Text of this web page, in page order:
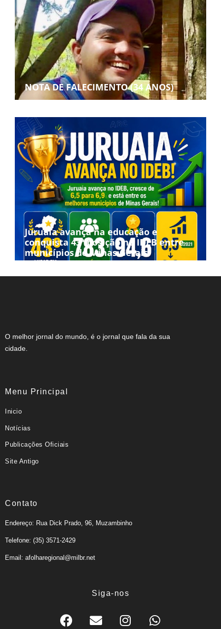
NOTA DE FALECIMENTO (34 ANOS)
Juruaia avança na educação e
conquista 43ª posição no IDEB entre
municípios de Minas Gerais
O melhor jornal do mundo, é o jornal que fala da sua
cidade.
Menu Principal
Inicio
Notícias
Publicações Oficiais
Site Antigo
Contato
Endereço: Rua Dick Prado, 96, Muzambinho
Telefone: (35) 3571-2429
Email: afolharegional@milbr.net
Siga-nos